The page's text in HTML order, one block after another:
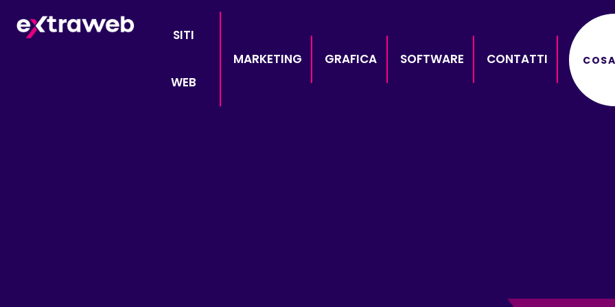
SITI
WEB
MARKETING GRAFICA SOFTWARE CONTATTI